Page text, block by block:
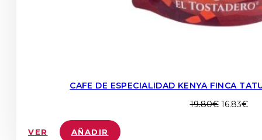
CAFE DE ESPECIALIDAD KENYA FINCA
19.80€ El
16.83€El
VER AÑADIR